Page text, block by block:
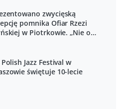
zwycięską
pomnika Ofiar Rzezi
w Piotrkowie. „Nie o
Jazz Festival w
świętuje 10-lecie